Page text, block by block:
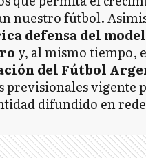
nuestro fútbol.
defensa del
y, al mismo tiempo,
del Fútbol
previsionales vigente
difundido en